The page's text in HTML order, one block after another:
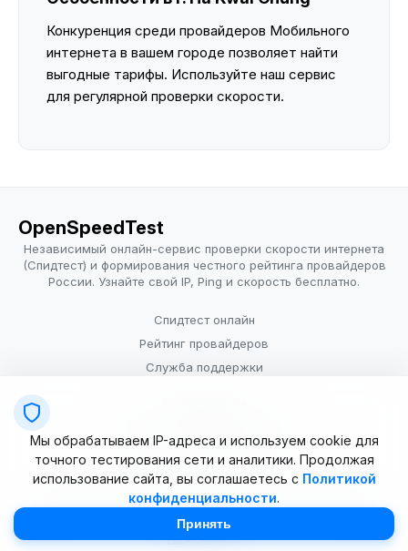
Конкуренция среди провайдеров Мобильного
интернета в вашем городе позволяет найти
выгодные тарифы. Используйте наш сервис
для регулярной проверки скорости.
OpenSpeedTest
Независимый онлайн-сервис проверки скорости интернета
(Спидтест) и формирования честного рейтинга провайдеров
России. Узнайте свой IP, Ping и скорость бесплатно.
Спидтест онлайн
Рейтинг провайдеров
Служба поддержки
Условия использования
© 2025–2026 OpenSpeedTest (ИП Долматова В.В.). Все права
Мы обрабатываем IP-адреса и используем cookie для
точного тестирования сети и аналитики. Продолжая
использование сайта, вы соглашаетесь с Политикой
конфиденциальности.
Принять